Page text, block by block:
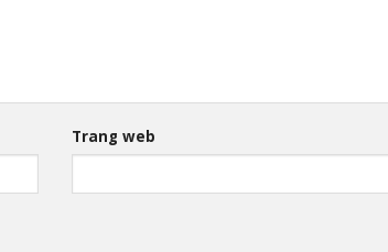
Trang web